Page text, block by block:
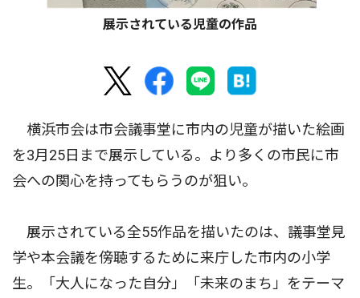
展示されている児童の作品
横浜市会は市会議事堂に市内の児童が描いた絵画
を3月25日まで展示している。より多くの市民に市
会への関心を持ってもらうのが狙い。
展示されている全55作品を描いたのは、議事堂見
学や本会議を傍聴するために来庁した市内の小学
生。「大人になった自分」「未来のまち」をテーマ